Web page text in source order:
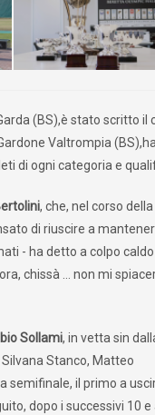
(BS),è stato scritto il
Valtrompia
di ogni categoria e
, che, nel corso della
di riuscire a
- ha detto a colpo caldo
chissà … non mi
Sollami, in vetta sin
Stanco, Matteo
semifinale, il primo a
dopo i successivi 10 e